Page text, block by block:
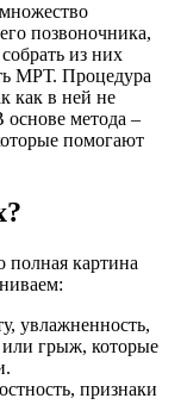
позвоночника,
из них
МРТ. Процедура
как в ней не
основе метода –
помогают
полная картина
увлажненность,
грыж, которые
признаки